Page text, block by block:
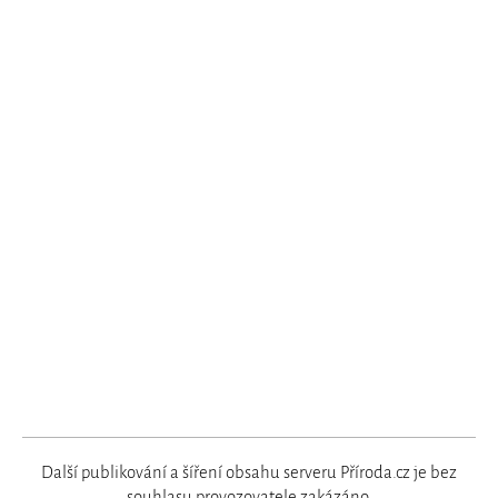
Další publikování a šíření obsahu serveru Příroda.cz je bez